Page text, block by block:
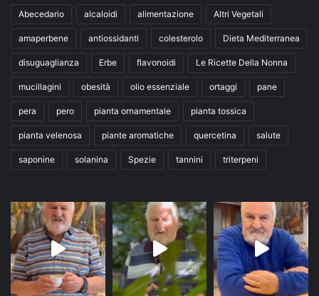
Abecedario alcaloidi alimentazione Altri Vegetali
amaperbene antiossidanti colesterolo Dieta Mediterranea
disuguaglianza Erbe flavonoidi Le Ricette Della Nonna
mucillagini obesità olio essenziale ortaggi pane
pera pero pianta ornamentale pianta tossica
pianta velenosa piante aromatiche quercetina salute
saponine solanina Spezie tannini triterpeni